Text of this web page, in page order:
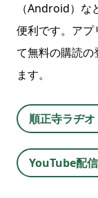
（Android）な
便利です。アプ
て無料の購読
ます。
順正寺ラヂオ
YouTube配